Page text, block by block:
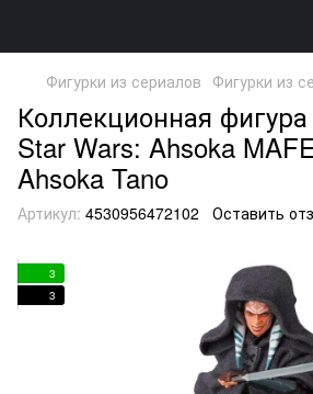
Фигурки из сериалов Фигурки из
Коллекционная
Star Wars: Ahsoka
Ahsoka Tano
Артикул: 4530956472102 Оставить
3
3